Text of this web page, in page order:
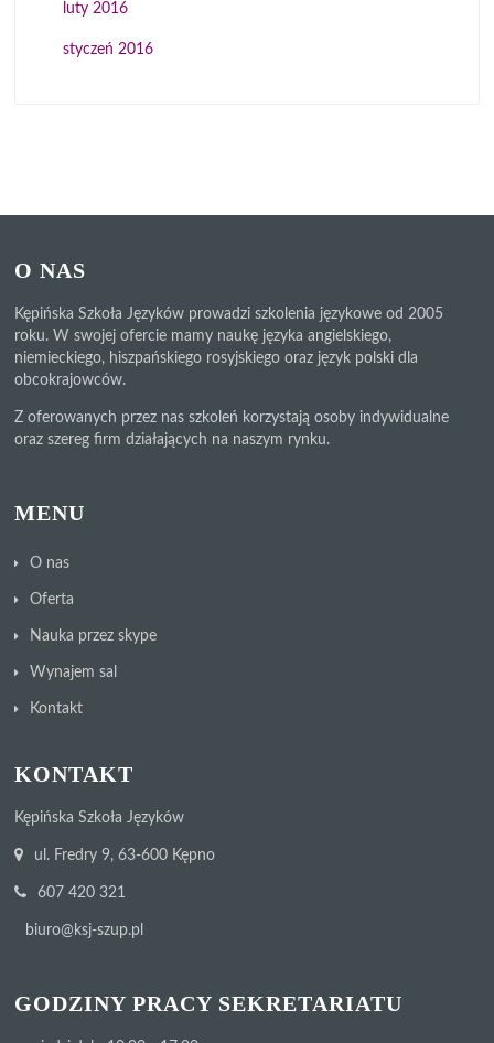
luty 2016
styczeń 2016
O NAS
Kępińska Szkoła Języków prowadzi szkolenia językowe od 2005
roku. W swojej ofercie mamy naukę języka angielskiego,
niemieckiego, hiszpańskiego rosyjskiego oraz język polski dla
obcokrajowców.
Z oferowanych przez nas szkoleń korzystają osoby indywidualne
oraz szereg firm działających na naszym rynku.
MENU
O nas
Oferta
Nauka przez skype
Wynajem sal
Kontakt
KONTAKT
Kępińska Szkoła Języków
ul. Fredry 9, 63-600 Kępno
607 420 321
biuro@ksj-szup.pl
GODZINY PRACY SEKRETARIATU